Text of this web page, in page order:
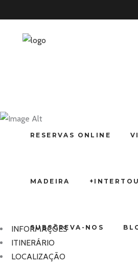
RESERVAS ONLINE
MADEIRA
SUBSCREVA-NOS
Itália|
INFORMAÇÕES
ITINERÁRIO
LOCALIZAÇÃO